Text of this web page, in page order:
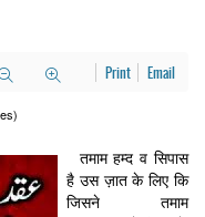
Print Email
तमाम हम्द व सिपास
है उस ज़ात के लिए कि
जिसने तमाम